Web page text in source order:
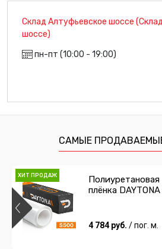
Склад Алтуфьевское шоссе
шоссе)
пн-пт (10:00 - 19:00)
САМЫЕ
ХИТ ПРОДАЖ
Полиуретановая
плёнка
4 784 руб. / пог. м.